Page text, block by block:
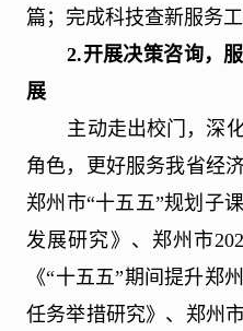
篇；完成科技查新服务
2.开展决策咨询，
展
主动走出校门，深
角色，更好服务我省经
郑州市“十五五”规划子
发展研究》、郑州市
《“十五五”期间提升郑
任务举措研究》、郑州